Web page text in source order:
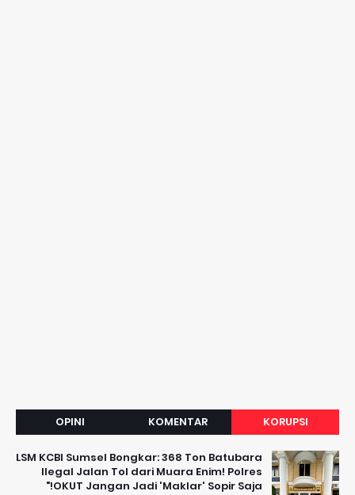
KORUPSI
KOMENTAR
OPINI
LSM KCBI Sumsel Bongkar: 368 Ton Batubara
Ilegal Jalan Tol dari Muara Enim! Polres
OKUT Jangan Jadi 'Maklar' Sopir Saja!"